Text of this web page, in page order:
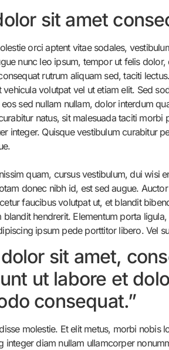
sit amet
orci aptent vitae sodales,
nunc leo ipsum, tempor ut felis
rutrum aliquam sed, taciti
volutpat vel ut etiam elit. Sed
sed nullam nullam, dolor interdum
natus, sit malesuada taciti
integer. Quisque vestibulum curabitur
quam, cursus vestibulum, dui wisi
donec nibh id, est sed augue.
faucibus volutpat ut, et blandit
hendrerit. Elementum porta
ipsum pede porttitor libero. Vel
sit amet,
ut labore et
consequat.”
molestie. Et elit metus, morbi
integer diam nullam ullamcorper